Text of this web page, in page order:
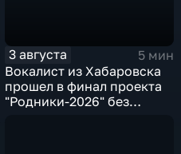
3 августа
5 мин
Вокалист из Хабаровска
прошел в финал проекта
"Родники-2026" без